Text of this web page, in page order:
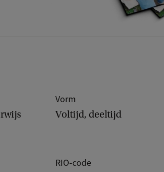
Vorm
Voltijd, deeltijd
RIO-code